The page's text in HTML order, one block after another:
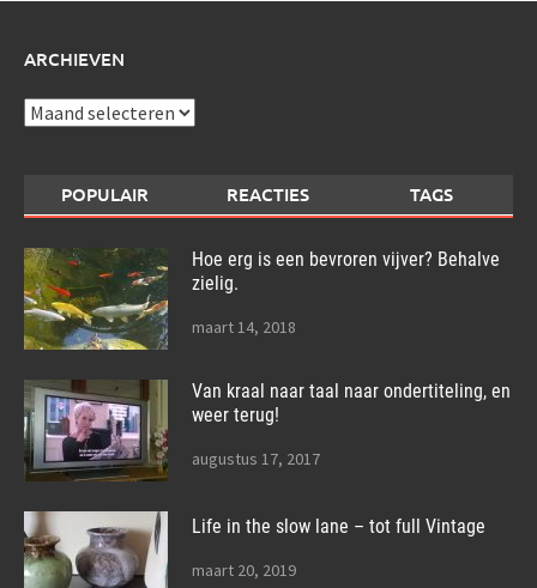
ARCHIEVEN
Archieven
POPULAIR REACTIES TAGS
Hoe erg is een bevroren vijver? Behalve
zielig.
maart 14, 2018
Van kraal naar taal naar ondertiteling, en
weer terug!
augustus 17, 2017
Life in the slow lane – tot full Vintage
maart 20, 2019